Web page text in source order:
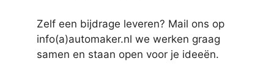
Zelf een bijdrage leveren? Mail ons op
info(a)automaker.nl we werken graag
samen en staan open voor je ideeën.